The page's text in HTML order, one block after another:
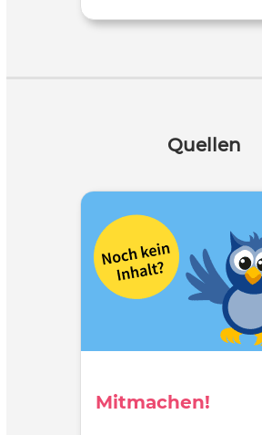
Quellen
Mitmachen!